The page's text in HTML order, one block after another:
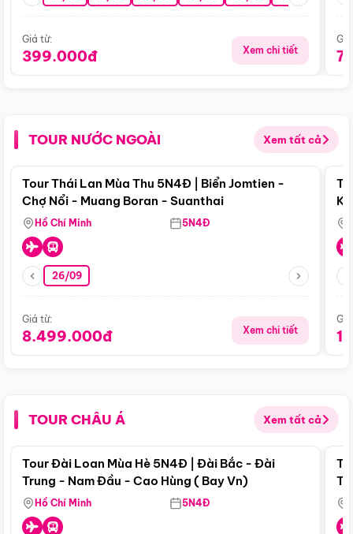
Giá từ:
399.000đ Xem chi tiết
TOUR NƯỚC NGOÀI Xem tất cả
Điểm nổi bật
Tour Thái Lan Mùa Thu 5N4Đ | Biển Jomtien -
Chợ Nổi - Muang Boran - Suanthai
Hồ Chí Minh 5N4Đ
26/09
Giá từ:
8.499.000đ Xem chi tiết
TOUR CHÂU Á Xem tất cả
Điểm nổi bật
Tour Đài Loan Mùa Hè 5N4Đ | Đài Bắc - Đài
Trung - Nam Đầu - Cao Hùng ( Bay Vn)
Hồ Chí Minh 5N4Đ